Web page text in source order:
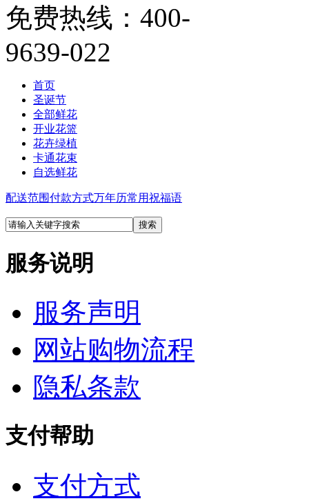
首页
圣诞节
全部鲜花
开业花篮
花卉绿植
卡通花束
自选鲜花
配送范围付款方式万年历常用祝福语
服务说明
服务声明
网站购物流程
隐私条款
支付帮助
支付方式